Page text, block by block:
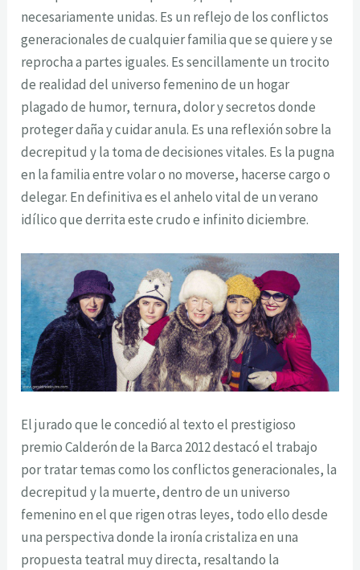
necesariamente unidas. Es un reflejo de los conflictos
generacionales de cualquier familia que se quiere y se
reprocha a partes iguales. Es sencillamente un trocito
de realidad del universo femenino de un hogar
plagado de humor, ternura, dolor y secretos donde
proteger daña y cuidar anula. Es una reflexión sobre la
decrepitud y la toma de decisiones vitales. Es la pugna
en la familia entre volar o no moverse, hacerse cargo o
delegar. En definitiva es el anhelo vital de un verano
idílico que derrita este crudo e infinito diciembre.
El jurado que le concedió al texto el prestigioso
premio Calderón de la Barca 2012 destacó el trabajo
por tratar temas como los conflictos generacionales, la
decrepitud y la muerte, dentro de un universo
femenino en el que rigen otras leyes, todo ello desde
una perspectiva donde la ironía cristaliza en una
propuesta teatral muy directa, resaltando la